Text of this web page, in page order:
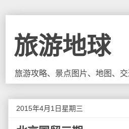
旅游地球
旅游攻略、景点图片、地图、
2015年4月1日星期三